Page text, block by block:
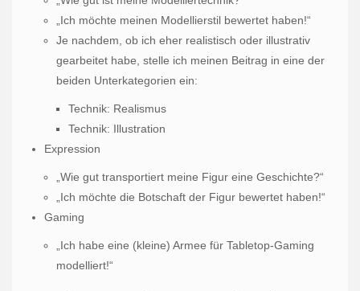
„Ich möchte meinen Modellierstil bewertet haben!“
Je nachdem, ob ich eher realistisch oder illustrativ
gearbeitet habe, stelle ich meinen Beitrag in eine der
beiden Unterkategorien ein:
Technik: Realismus
Technik: Illustration
Expression
„Wie gut transportiert meine Figur eine Geschichte?“
„Ich möchte die Botschaft der Figur bewertet haben!“
Gaming
„Ich habe eine (kleine) Armee für Tabletop-Gaming
modelliert!“